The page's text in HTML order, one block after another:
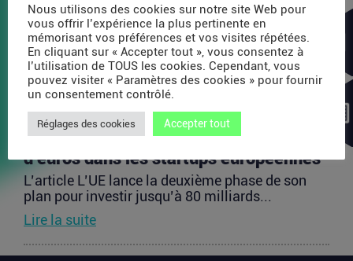
L’article Après AMI Labs, Yann LeCun veut lancer
un fonds de 200 millions d’euros dédié à l’IA
est...
Lire la suite
L’UE lance la deuxième phase de son
plan pour investir jusqu’à 80 milliards
d’euros dans les startups européennes
L’article L’UE lance la deuxième phase de son
plan pour investir jusqu’à 80 milliards...
Lire la suite
Nous utilisons des cookies sur notre site Web pour
vous offrir l’expérience la plus pertinente en
mémorisant vos préférences et vos visites répétées.
En cliquant sur « Accepter tout », vous consentez à
l’utilisation de TOUS les cookies. Cependant, vous
pouvez visiter « Paramètres des cookies » pour fournir
un consentement contrôlé.
Réglages des cookies Accepter tout